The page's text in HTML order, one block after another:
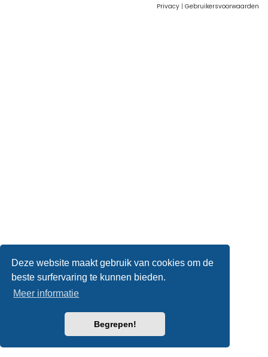
Deze website maakt gebruik van cookies om de
beste surfervaring te kunnen bieden.
Meer informatie
Begrepen!
Privacy | Gebruikersvoorwaarden